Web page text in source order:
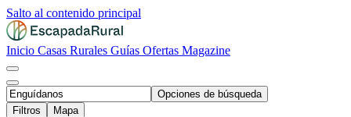
Salto al contenido principal
Inicio Casas Rurales Guías Ofertas Magazine
Opciones de búsqueda
Filtros
Mapa